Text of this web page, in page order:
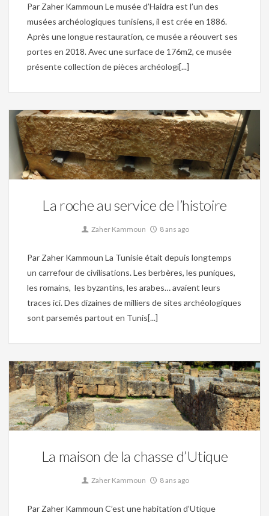
Par Zaher Kammoun Le musée d’Haidra est l’un des
musées archéologiques tunisiens, il est crée en 1886.
Après une longue restauration, ce musée a réouvert ses
portes en 2018. Avec une surface de 176m2, ce musée
présente collection de pièces archéologi[...]
0
Mosaique, Musée, Musée du Bardo, Patrimoine, Site archéologique,
Tunisie Aghlabide, Tunisie Andalouse, Tunisie byzantine, Tunisie coloniale,
Tunisie fatimide, Tunisie Hafside, Tunisie numide, Tunisie Ottomane,
Tunisie Préhistorique, Tunisie punique, Tunisie romaine, Tunisie Vandale
La roche au service de l’histoire
Zaher Kammoun 8 ans ago
Par Zaher Kammoun La Tunisie était depuis longtemps
un carrefour de civilisations. Les berbères, les puniques,
les romains, les byzantins, les arabes… avaient leurs
traces ici. Des dizaines de milliers de sites archéologiques
sont parsemés partout en Tunis[...]
0
Mosaique, Patrimoine, Site archéologique, Tunisie romaine
La maison de la chasse d’Utique
Zaher Kammoun 8 ans ago
Par Zaher Kammoun C’est une habitation d’Utique